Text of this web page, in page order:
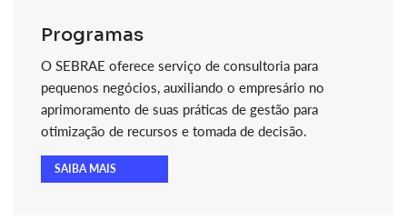
Programas
O SEBRAE oferece serviço de consultoria para
pequenos negócios, auxiliando o empresário no
aprimoramento de suas práticas de gestão para
otimização de recursos e tomada de decisão.
SAIBA MAIS